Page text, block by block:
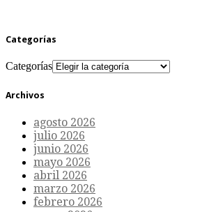
Categorías
Categorías
Archivos
agosto 2026
julio 2026
junio 2026
mayo 2026
abril 2026
marzo 2026
febrero 2026